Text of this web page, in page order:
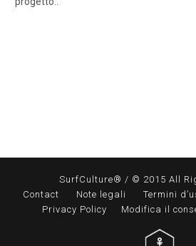
SurfCulture® / © 2015 All
Contact
Note legali Termini
Privacy Policy
Modifica il